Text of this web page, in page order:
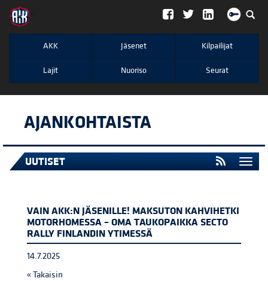
";
AKK Jäsenet Kilpailijat
Lajit Nuoriso Seurat
AJANKOHTAISTA
UUTISET
VAIN AKK:N JÄSENILLE! MAKSUTON KAHVIHETKI
MOTORHOMESSA – OMA TAUKOPAIKKA SECTO
RALLY FINLANDIN YTIMESSÄ
14.7.2025
« Takaisin